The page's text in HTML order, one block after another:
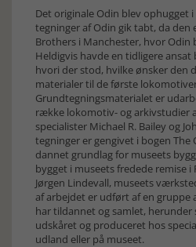
Det originale Odin blev ophugget
tegninger af Odin gik tabt, da den
Brothers i Manchester, hvor
Heldigvis havde en tidligere
hvori der stod, hvilke ønsker den
materialer til de første
Grundtegningsmaterialet er
række lokomotiv- og arkivstudier
specialister Michael R. Bailey og
tegninger er gengivet i bogen The
dannet grundlag for museets
bygget i museets fredede remise i
Jørgen Lindevall, museets
af arbejdet er udført af en gruppe
har tildannet og samlet,
udskåret og produceret hos
udland eller på museet.